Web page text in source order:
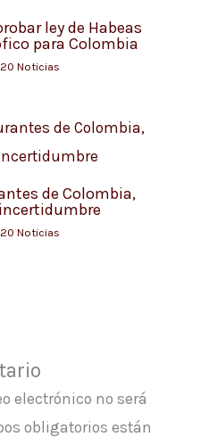
ley de Habeas
para Colombia
Noticias
de Colombia,
Noticias
electrónico no será
obligatorios están